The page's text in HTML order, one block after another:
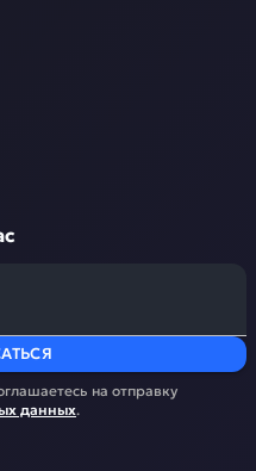
на отправку
данных.